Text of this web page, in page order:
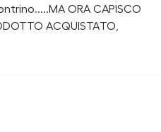
ORA CAPISCO
ACQUISTATO,